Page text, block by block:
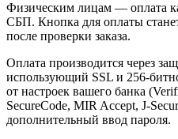
Физическим лицам — оплата
СБП. Кнопка для оплаты
после проверки заказа.
Оплата производится через
использующий SSL и 256-
от настроек вашего банка
SecureCode, MIR Accept, J-
дополнительный ввод пароля.